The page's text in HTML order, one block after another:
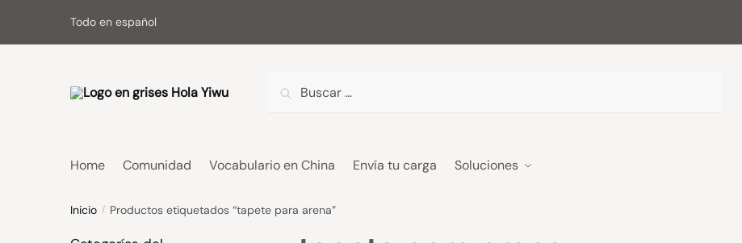
navigation
content
Todo en español
Home Comunidad Vocabulario en China Envía tu carga Soluciones
Inicio / Productos etiquetados “tapete para arena”